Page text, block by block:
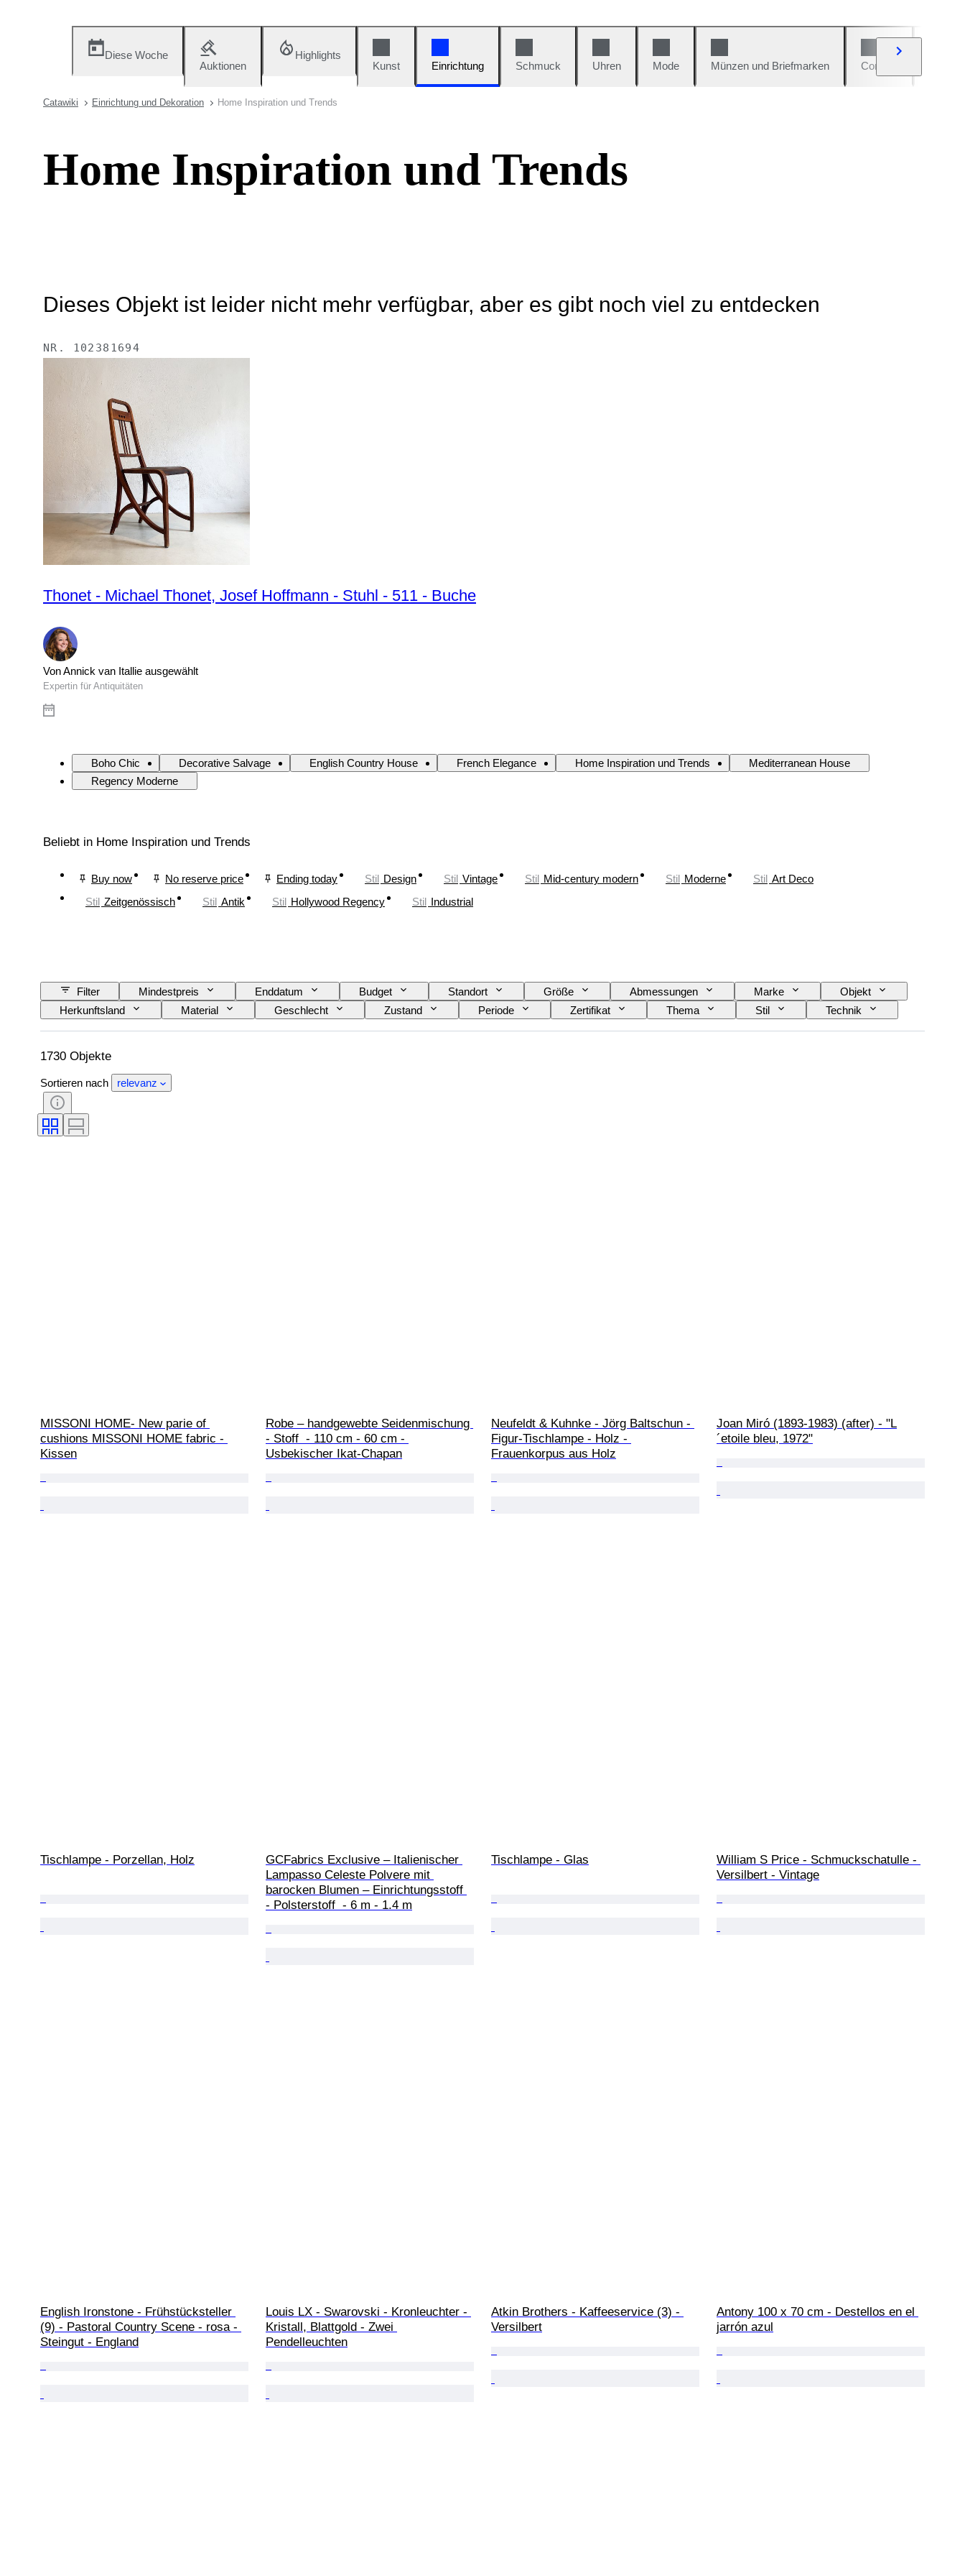
Diese Woche
Auktionen
Highlights
Kunst
Einrichtung Schmuck Uhren Mode Münzen und Briefmarken Comics
Catawiki Einrichtung und Dekoration Home Inspiration und Trends
Home Inspiration und Trends
Dieses Objekt ist leider nicht mehr verfügbar, aber es gibt noch viel zu entdecken
NR. 102381694
Thonet - Michael Thonet, Josef Hoffmann - Stuhl - 511 - Buche
Von Annick van Itallie ausgewählt
Expertin für Antiquitäten
Boho Chic Decorative Salvage English Country House French Elegance Home Inspiration und Trends
Mediterranean House
Regency Moderne
Beliebt in Home Inspiration und Trends
Buy now No reserve price Ending today Stil Design Stil Vintage Stil Mid-century modern Stil Moderne Stil Art Deco
Stil Zeitgenössisch Stil Antik Stil Hollywood Regency Stil Industrial
Filter Mindestpreis Enddatum Budget Standort Größe Abmessungen Marke
Objekt
Herkunftsland
Material Geschlecht Zustand Periode Zertifikat Thema Stil
Technik
Unterschrift
Auflage Farbe Epoche Verkauft von Original/Nachbau Künstler
Energiereserve
1730 Objekte
Sortieren nach relevanz
MISSONI HOME- New parie of
cushions MISSONI HOME fabric -
Kissen
Robe – handgewebte Seidenmischung
- Stoff  - 110 cm - 60 cm -
Usbekischer Ikat-Chapan
Neufeldt & Kuhnke - Jörg Baltschun -
Figur-Tischlampe - Holz -
Frauenkorpus aus Holz
Joan Miró (1893-1983) (after) - "L
´etoile bleu, 1972"
Tischlampe - Porzellan, Holz
GCFabrics Exclusive – Italienischer
Lampasso Celeste Polvere mit
barocken Blumen – Einrichtungsstoff
- Polsterstoff  - 6 m - 1.4 m
Tischlampe - Glas
William S Price - Schmuckschatulle -
Versilbert - Vintage
English Ironstone - Frühstücksteller
(9) - Pastoral Country Scene - rosa -
Steingut - England
Louis LX - Swarovski - Kronleuchter -
Kristall, Blattgold - Zwei
Pendelleuchten
Atkin Brothers - Kaffeeservice (3) -
Versilbert
Antony 100 x 70 cm - Destellos en el
jarrón azul